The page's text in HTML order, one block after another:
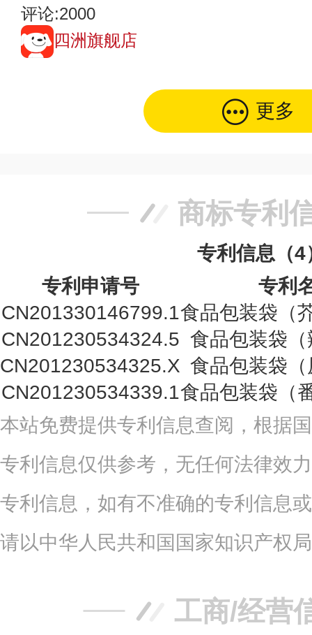
评论:2000
四洲旗舰店
更多
商标专利
专利信息（4
专利申请号
专利
CN201330146799.1食品包装袋（
CN201230534324.5 食品包装袋
CN201230534325.X 食品包装袋
CN201230534339.1食品包装袋（
本站免费提供专利信息查阅，根据
专利信息仅供参考，无任何法律效
专利信息，如有不准确的专利信息
请以中华人民共和国国家知识产权
工商/经营